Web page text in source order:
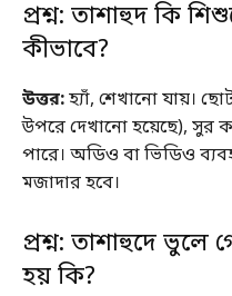
প্রশ্ন: তাশাহুদ কি
কীভাবে?
উত্তর:হ্যাঁ, শেখানো যায়।
উপরে দেখানো হয়েছে), সুর
পারে। অডিও বা ভিডিও
মজাদার হবে।
প্রশ্ন: তাশাহুদে ভুলে
হয় কি?